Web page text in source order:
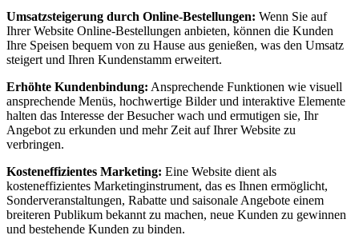
Umsatzsteigerung durch Online-Bestellungen: Wenn Sie auf
Ihrer Website Online-Bestellungen anbieten, können die Kunden
Ihre Speisen bequem von zu Hause aus genießen, was den Umsatz
steigert und Ihren Kundenstamm erweitert.
Erhöhte Kundenbindung: Ansprechende Funktionen wie visuell
ansprechende Menüs, hochwertige Bilder und interaktive Elemente
halten das Interesse der Besucher wach und ermutigen sie, Ihr
Angebot zu erkunden und mehr Zeit auf Ihrer Website zu
verbringen.
Kosteneffizientes Marketing: Eine Website dient als
kosteneffizientes Marketinginstrument, das es Ihnen ermöglicht,
Sonderveranstaltungen, Rabatte und saisonale Angebote einem
breiteren Publikum bekannt zu machen, neue Kunden zu gewinnen
und bestehende Kunden zu binden.